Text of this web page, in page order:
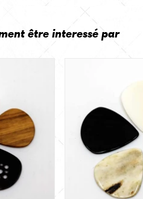
être interessé par